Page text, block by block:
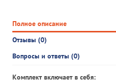
Полное описание
Отзывы (0)
Вопросы и ответы (0)
Комплект включает в себя: